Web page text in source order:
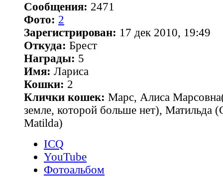
Сообщения: 2471
Фото: 2
Зарегистрирован: 17 дек 2010, 19:49
Откуда: Брест
Награды: 5
Имя: Лариса
Кошки: 2
Клички кошек: Марс, Алиса
земле, которой больше нет), Матильда
Matilda)
ICQ
YouTube
Фотоальбом